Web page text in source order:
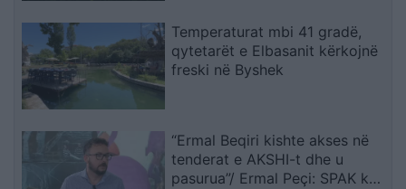
Temperaturat mbi 41 gradë,
qytetarët e Elbasanit kërkojnë
freski në Byshek
“Ermal Beqiri kishte akses në
tenderat e AKSHI-t dhe u
pasurua”/ Ermal Peçi: SPAK ka